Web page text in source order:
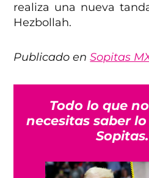
realiza una nueva
Hezbollah.
Publicado enSopitas
Todo lo que
necesitas saber